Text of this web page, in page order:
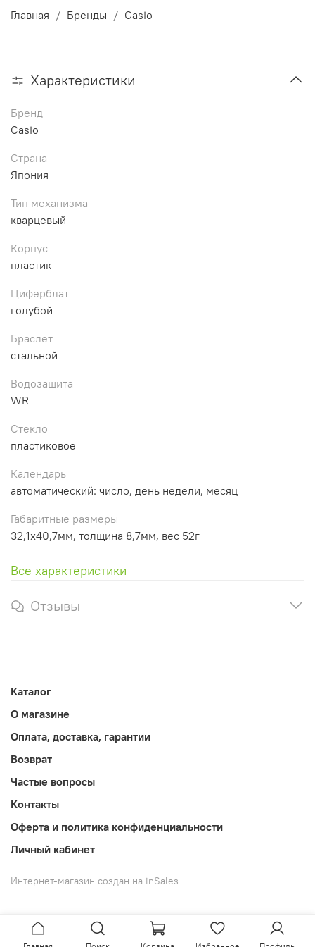
Главная Бренды Casio
Характеристики
Бренд
Casio
Страна
Япония
Тип механизма
кварцевый
Корпус
пластик
Циферблат
голубой
Браслет
стальной
Водозащита
WR
Стекло
пластиковое
Календарь
автоматический: число, день недели, месяц
Габаритные размеры
32,1х40,7мм, толщина 8,7мм, вес 52г
Все характеристики
Отзывы
Каталог
О магазине
Оплата, доставка, гарантии
Возврат
Частые вопросы
Контакты
Оферта и политика конфиденциальности
Личный кабинет
Интернет-магазин создан на inSales